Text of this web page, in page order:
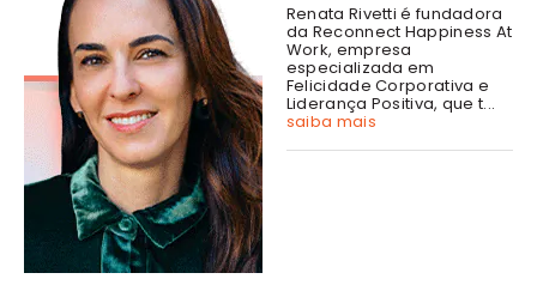
Renata Rivetti é fundadora
da Reconnect Happiness At
Work, empresa
especializada em
Felicidade Corporativa e
Liderança Positiva, que t...
saiba mais